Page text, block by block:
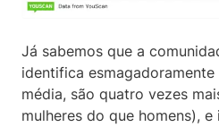
Já sabemos que a
identifica
média, são quatro vezes
mulheres do que homens), e